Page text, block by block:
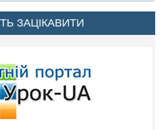
ЗАЦІКАВИТИ